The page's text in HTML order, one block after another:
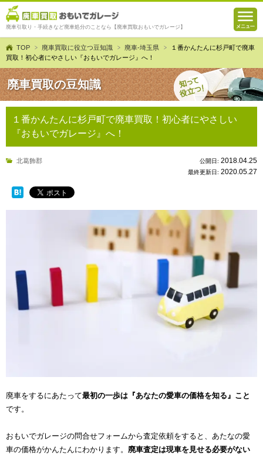
廃車引取り・手続きなど廃車処分のことなら【廃車買取おもいでガレージ】
TOP 廃車買取に役立つ豆知識 廃車-埼玉県
１番かんたんに杉戸町で廃車
買取！初心者にやさしい『おもいでガレージ』へ！
廃車買取の豆知識
１番かんたんに杉戸町で廃車買取！初心者にやさしい
『おもいでガレージ』へ！
北葛飾郡 公開日: 2018.04.25
最終更新日: 2020.05.27
廃車をするにあたって最初の一歩は『あなたの愛車の価格を知る』こと
です。
おもいでガレージの問合せフォームから査定依頼をすると、あたなの愛
車の価格がかんたんにわかります。 廃車査定は現車を見せる必要がない